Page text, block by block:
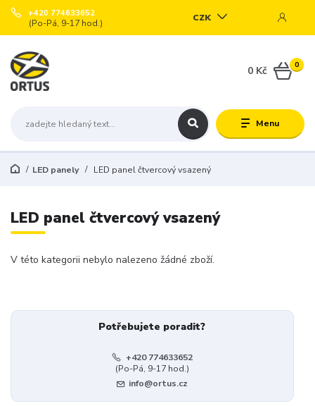
Menu
CZK
+420 774633652
(Po-Pá, 9-17 hod.)
0
0 Kč
LED panely LED panel čtvercový vsazený
LED panel čtvercový vsazený
V této kategorii nebylo nalezeno žádné zboží.
Potřebujete poradit?
+420 774633652
(Po-Pá, 9-17 hod.)
info@ortus.cz